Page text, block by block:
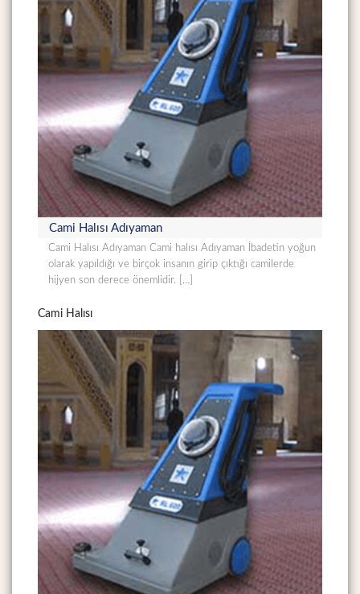
Cami Halısı Adıyaman
Cami Halısı Adıyaman Cami halısı Adıyaman İbadetin yoğun
olarak yapıldığı ve birçok insanın girip çıktığı camilerde
hijyen son derece önemlidir. […]
Cami Halısı